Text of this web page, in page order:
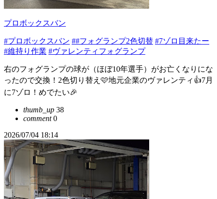
プロボックスバン
#プロボックスバン ##フォグランプ2色切替 #7ゾロ目来たー
#維持り作業 #ヴァレンティフォグランプ
右のフォグランプの球が（ほぼ10年選手）がお亡くなりにな
ったので交換！2色切り替え🩷地元企業のヴァレンティ👍7月
に7ゾロ！めでたい🎉
thumb_up 38
comment0
2026/07/04 18:14